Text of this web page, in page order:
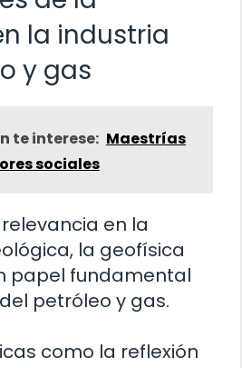
la industria
y gas
te interese: Maestrías
sociales
en la
la geofísica
papel fundamental
petróleo y gas.
como la reflexión